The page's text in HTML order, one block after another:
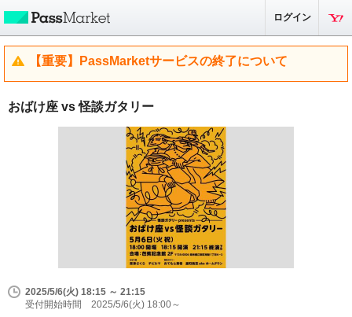
ログイン
【重要】PassMarketサービスの終了について
おばけ座 vs 怪談ガタリー
2025/5/6(火) 18:15 ～ 21:15
受付開始時間 2025/5/6(火) 18:00～